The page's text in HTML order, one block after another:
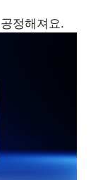
정해져요.